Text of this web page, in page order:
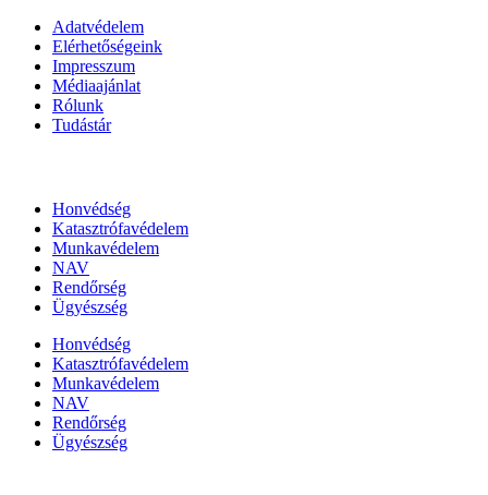
Adatvédelem
Elérhetőségeink
Impresszum
Médiaajánlat
Rólunk
Tudástár
Honvédség
Katasztrófavédelem
Munkavédelem
NAV
Rendőrség
Ügyészség
Honvédség
Katasztrófavédelem
Munkavédelem
NAV
Rendőrség
Ügyészség